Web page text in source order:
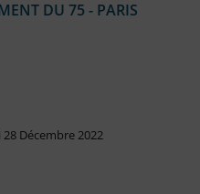
DU 75 - PARIS
Décembre 2022